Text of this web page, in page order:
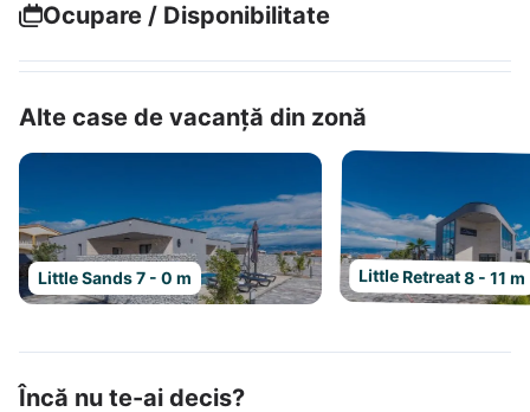
Ocupare / Disponibilitate
Alte case de vacanță din zonă
Little Sands 7 - 0 m Little Retreat 8 - 11 m
Încă nu te-ai decis?